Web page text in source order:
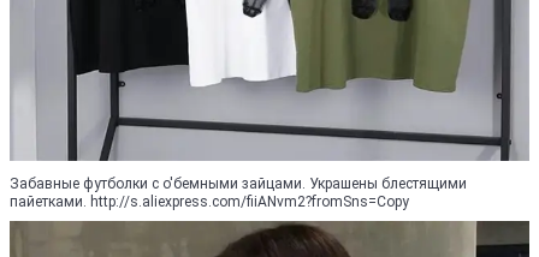
Забавные футболки с о'бемными зайцами. Украшены блестящими
пайетками. http://s.aliexpress.com/fiiANvm2?fromSns=Copy